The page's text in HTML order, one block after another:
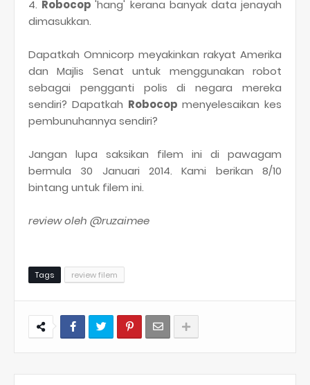
4. Robocop'hang' kerana banyak data jenayah
dimasukkan.
Dapatkah Omnicorp meyakinkan rakyat Amerika
dan Majlis Senat untuk menggunakan robot
sebagai pengganti polis di negara mereka
sendiri? Dapatkah Robocop menyelesaikan kes
pembunuhannya sendiri?
Jangan lupa saksikan filem ini di pawagam
bermula 30 Januari 2014. Kami berikan 8/10
bintang untuk filem ini.
review oleh @ruzaimee
Tags review filem